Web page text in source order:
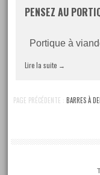
PENSEZ AU
Portique à
Lire la suite →
PAGE PRÉCÉDENTE :BARRES À